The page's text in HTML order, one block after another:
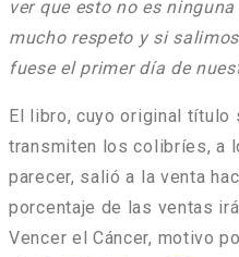
ver que esto no es
mucho respeto y si
fuese el primer día de
El libro, cuyo original título
transmiten los colibríes, a
parecer, salió a la venta
porcentaje de las ventas
Vencer el Cáncer, motivo